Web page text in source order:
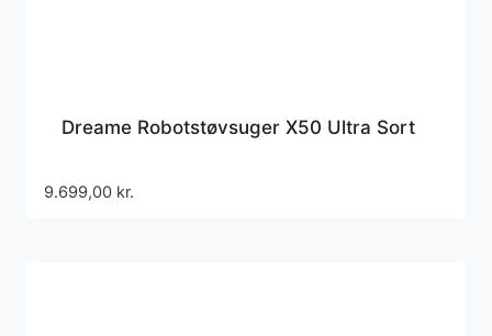
Dreame Robotstøvsuger X50 Ultra Sort
9.699,00 kr.